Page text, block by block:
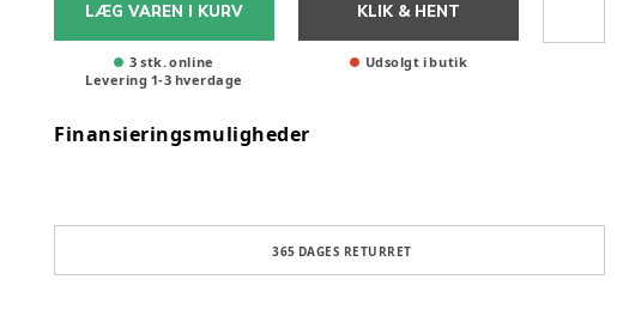
LÆG VAREN I KURV
3 stk. online
Levering 1-3 hverdage
KLIK & HENT
Udsolgt i butik
Finansieringsmuligheder
365 DAGES RETURRET